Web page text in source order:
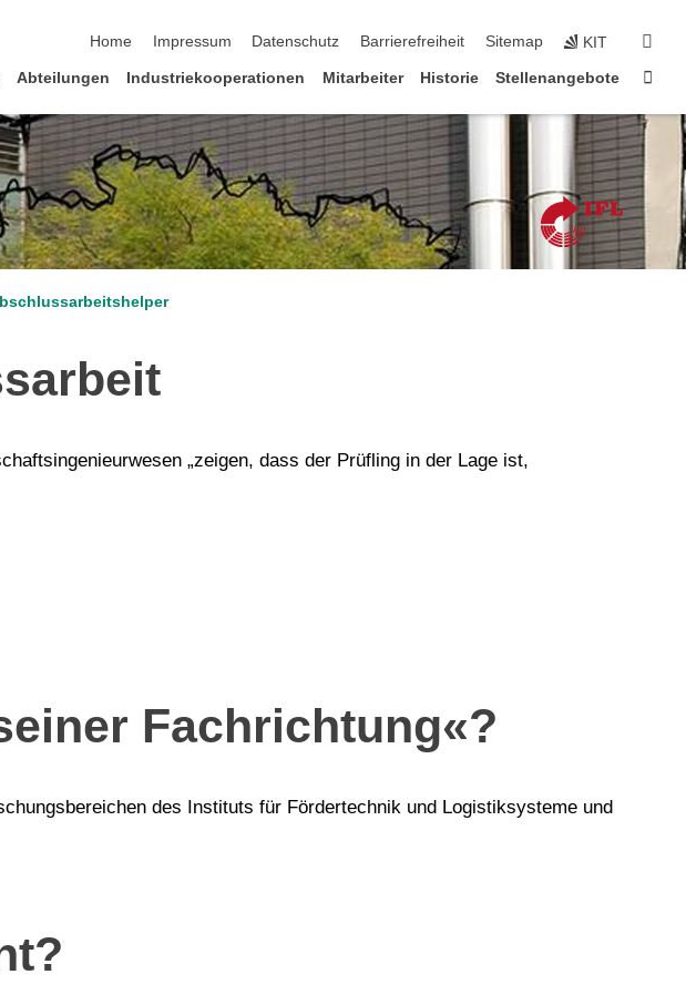
Home
Impressum Datenschutz Barrierefreiheit Sitemap KIT
Abteilungen Industriekooperationen Mitarbeiter Historie Stellenangebote
„zeigen, dass der Prüfling in der Lage ist,
Fachrichtung«?
des Instituts für Fördertechnik und Logistiksysteme und